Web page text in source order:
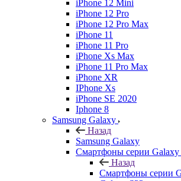
iPhone 12 Mini
iPhone 12 Pro
iPhone 12 Pro Max
iPhone 11
iPhone 11 Pro
iPhone Xs Max
iPhone 11 Pro Max
iPhone XR
IPhone Xs
iPhone SE 2020
Iphone 8
Samsung Galaxy
Назад
Samsung Galaxy
Смартфоны серии Galaxy
Назад
Смартфоны серии